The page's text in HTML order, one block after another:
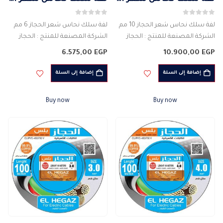
لفة سلك نحاس شعر الحجاز 10 مم
الشركة المصنعة للمنتج : الحجاز
لفة 100 متر
خال من الهالوجين
ماده الموصل : النحاس
10.900,00 EGP
إضافة إلى السلة
Buy now
لفة سلك نحاس شعر الحجاز 6 مم
الشركة المصنعة للمنتج : الحجاز
لفة 100 متر
خال من الهالوجين
ماده الموصل : النحاس
6.575,00 EGP
إضافة إلى السلة
Buy now